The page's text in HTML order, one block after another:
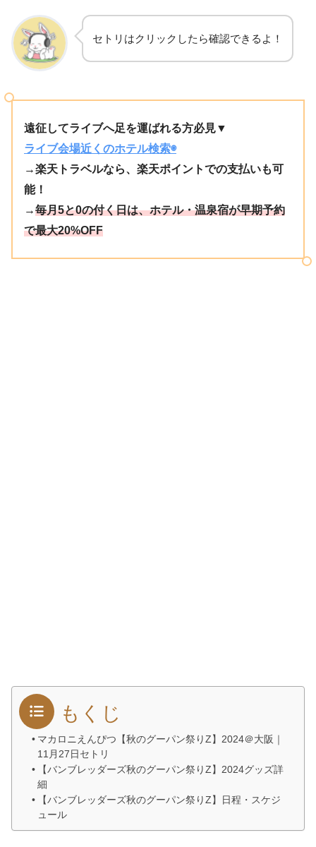
セトリはクリックしたら確認できるよ！
遠征してライブへ足を運ばれる方必見▼
ライブ会場近くのホテル検索◉
→楽天トラベルなら、楽天ポイントでの支払いも可
能！
→毎月5と0の付く日は、ホテル・温泉宿が早期予約
で最大20%OFF
もくじ
マカロニえんぴつ【秋のグーパン祭りZ】2024＠大阪｜
11月27日セトリ
【バンブレッダーズ秋のグーパン祭りZ】2024グッズ詳
細
【バンブレッダーズ秋のグーパン祭りZ】日程・スケジ
ュール